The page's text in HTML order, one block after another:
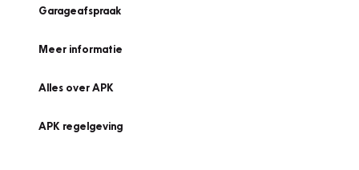
Garageafspraak
Meer informatie
Alles over APK
APK regelgeving